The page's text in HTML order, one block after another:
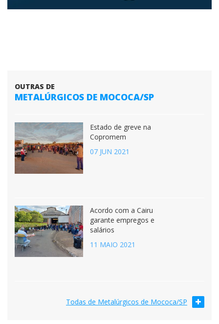
OUTRAS DE
METALÚRGICOS DE MOCOCA/SP
Estado de greve na
Copromem
07 JUN 2021
Acordo com a Cairu
garante empregos e
salários
11 MAIO 2021
Todas de Metalúrgicos de Mococa/SP